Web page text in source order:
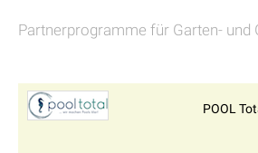
Partnerprogramme für Garten- und
POOL